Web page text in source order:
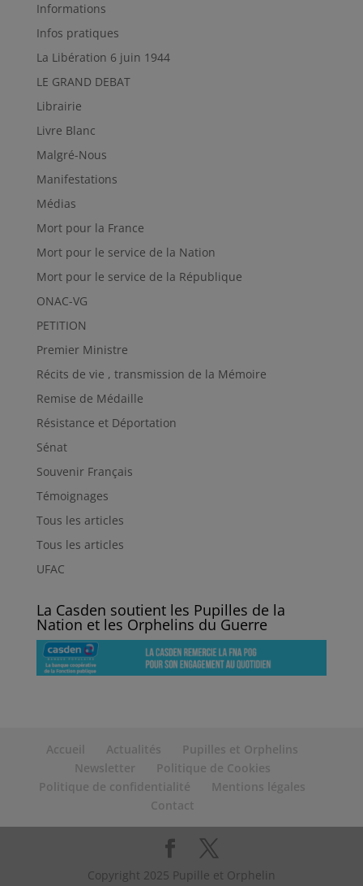
Informations
Infos pratiques
La Libération 6 juin 1944
LE GRAND DEBAT
Librairie
Livre Blanc
Malgré-Nous
Manifestations
Médias
Mort pour la France
Mort pour le service de la Nation
Mort pour le service de la République
ONAC-VG
PETITION
Premier Ministre
Récits de vie , transmission de la Mémoire
Remise de Médaille
Résistance et Déportation
Sénat
Souvenir Français
Témoignages
Tous les articles
Tous les articles
UFAC
La Casden soutient les Pupilles de la
Nation et les Orphelins du Guerre
Accueil Actualités
Pupilles et Orphelins
Newsletter
Politique de Cookies
Politique de confidentialité
Mentions légales
Contact
Copyright 2025 Pupille et Orphelin